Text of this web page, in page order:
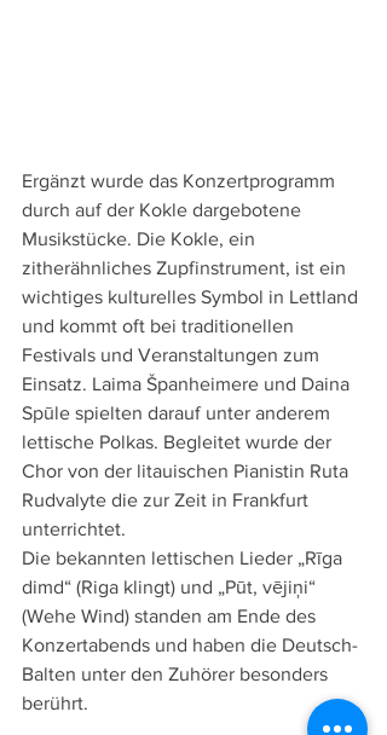
Ergänzt wurde das Konzertprogramm
durch auf der Kokle dargebotene
Musikstücke. Die Kokle, ein
zitherähnliches Zupfinstrument, ist ein
wichtiges kulturelles Symbol in Lettland
und kommt oft bei traditionellen
Festivals und Veranstaltungen zum
Einsatz. Laima Španheimere und Daina
Spūle spielten darauf unter anderem
lettische Polkas. Begleitet wurde der
Chor von der litauischen Pianistin Ruta
Rudvalyte die zur Zeit in Frankfurt
unterrichtet.
Die bekannten lettischen Lieder „Rīga
dimd“ (Riga klingt) und „Pūt, vējiņi“
(Wehe Wind) standen am Ende des
Konzertabends und haben die Deutsch-
Balten unter den Zuhörer besonders
berührt.